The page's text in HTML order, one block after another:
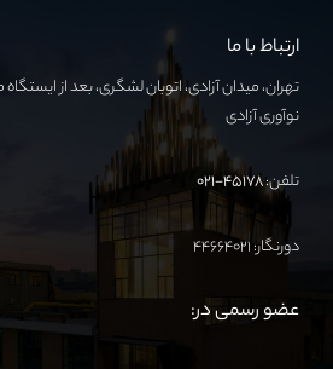
ارتباط با ما
نوآوری آزادی
تلفن:۴۵۱۷۸-۰۲۱
دورنگار: ۴۴۶۶۴۰۲۱
عضو رسمی در: